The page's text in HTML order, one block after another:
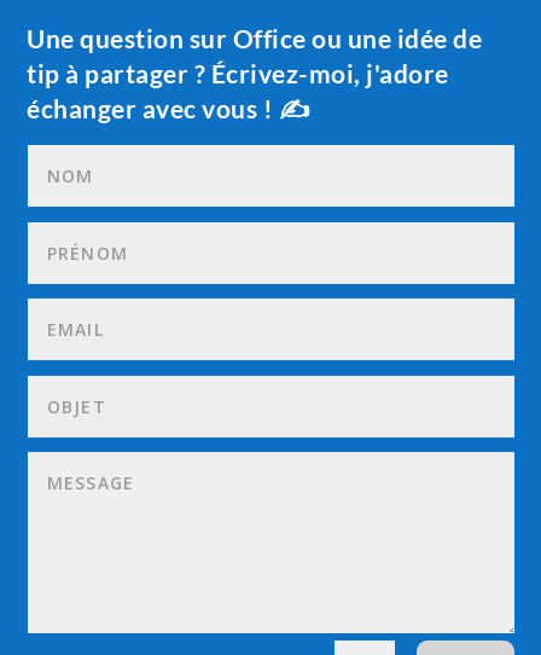
Une question sur Office ou une idée de
tip à partager ? Écrivez-moi, j'adore
échanger avec vous ! ✍️